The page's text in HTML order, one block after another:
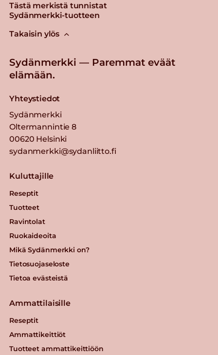
Tästä merkistä tunnistat
Sydänmerkki-tuotteen
Takaisin ylös
Sydänmerkki — Paremmat eväät
elämään.
Yhteystiedot
Sydänmerkki
Oltermannintie 8
00620 Helsinki
sydanmerkki@sydanliitto.fi
Kuluttajille
Reseptit
Tuotteet
Ravintolat
Ruokaideoita
Mikä Sydänmerkki on?
Tietosuojaseloste
Tietoa evästeistä
Ammattilaisille
Reseptit
Ammattikeittiöt
Tuotteet ammattikeittiöön